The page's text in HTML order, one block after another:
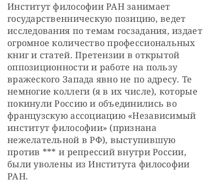
Институт философии РАН занимает
государственническую позицию, ведет
исследования по темам госзадания, издает
огромное количество профессиональных
книг и статей. Претензии в открытой
оппозиционности и работе на пользу
вражеского Запада явно не по адресу. Те
немногие коллеги (я в их числе), которые
покинули Россию и объединились во
французскую ассоциацию «Независимый
институт философии» (признана
нежелательной в РФ), выступившую
против *** и репрессий внутри России,
были уволены из Института философии
РАН.